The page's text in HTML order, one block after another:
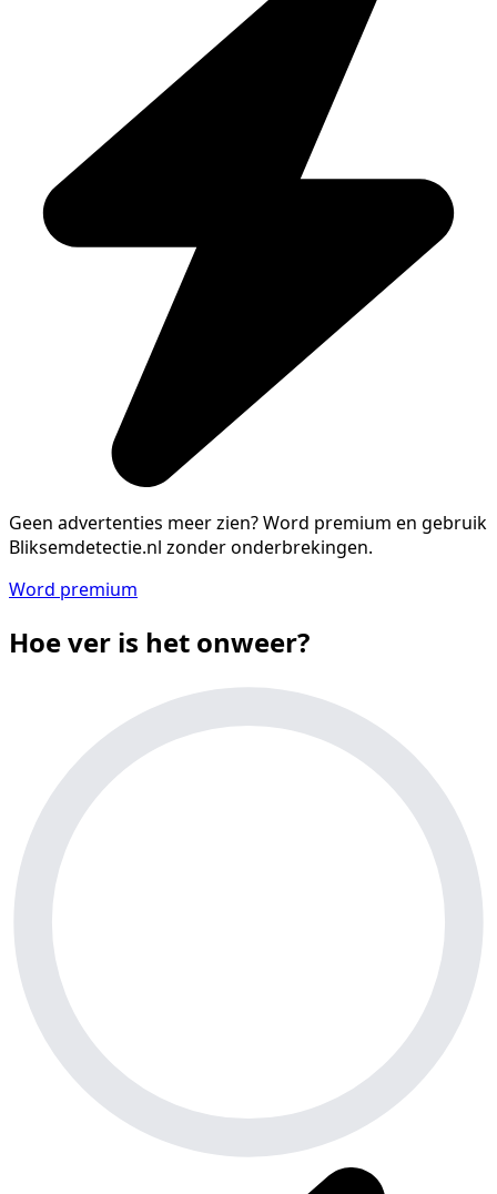
Geen advertenties meer zien?Word premium en gebruik
Bliksemdetectie.nl zonder onderbrekingen.
Word premium
Hoe ver is het onweer?